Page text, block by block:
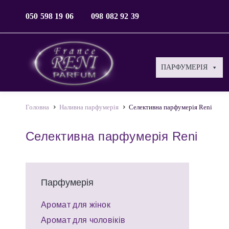
050 598 19 06 098 082 92 39
ПАРФУМЕРІЯ
Головна Наливна парфумерія Селективна парфумерія Reni
Селективна парфумерія Reni
Парфумерія
Аромат для жінок
Аромат для чоловіків